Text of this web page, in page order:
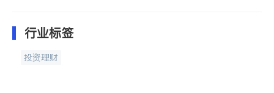
行业标签
投资理财